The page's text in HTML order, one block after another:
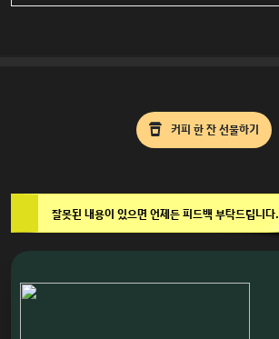
커피 한 잔 선물하기
잘못된 내용이 있으면 언제든 피드백 부탁드립니다.